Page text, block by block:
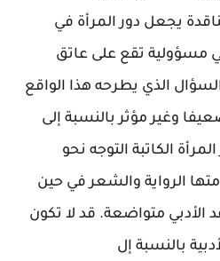
يجعل دور المرأة في
مسؤولية تقع على عاتق
الذي يطرحه هذا الواقع
وغير مؤثر بالنسبة إلى
المرأة الكاتبة التوجه نحو
الرواية والشعر في حين
الأدبي متواضعة. قد لا تكون
بالنسبة إل